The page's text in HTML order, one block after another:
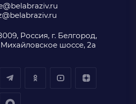
Россия, г. Белгород,
Михайловское шоссе, 2а